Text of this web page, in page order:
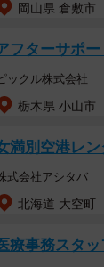
岡山県 倉敷市
フターサポ
ックル株式会社
栃木県 小山市
満別空港レ
式会社アシタバ
北海道 大空町
療事務スタ